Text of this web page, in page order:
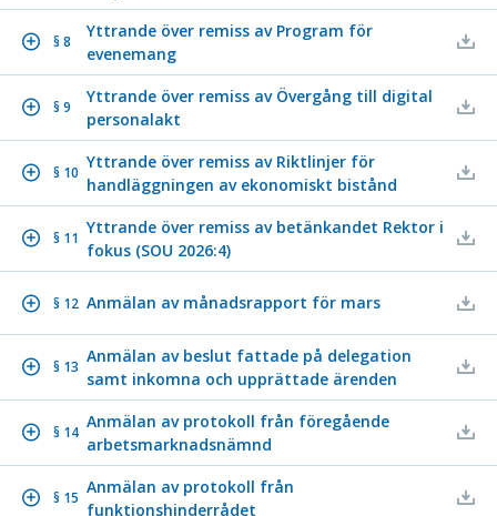
§ 8
Yttrande över remiss av Program för
evenemang
§ 9
Yttrande över remiss av Övergång till digital
personalakt
§ 10
Yttrande över remiss av Riktlinjer för
handläggningen av ekonomiskt bistånd
§ 11
Yttrande över remiss av betänkandet Rektor i
fokus (SOU 2026:4)
§ 12 Anmälan av månadsrapport för mars
§ 13
Anmälan av beslut fattade på delegation
samt inkomna och upprättade ärenden
§ 14
Anmälan av protokoll från föregående
arbetsmarknadsnämnd
§ 15
Anmälan av protokoll från
funktionshinderrådet